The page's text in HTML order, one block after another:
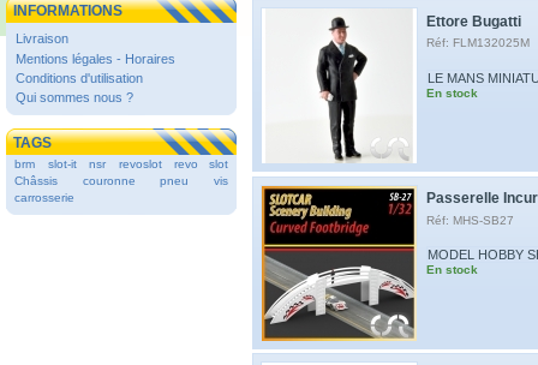
INFORMATIONS
Livraison
Mentions légales - Horaires
Conditions d'utilisation
Qui sommes nous ?
TAGS
brm slot-it nsr revoslot
revo slot
Châssis
couronne pneu
vis
carrosserie
Ettore Bugatti
Réf: FLM132025M
LE MANS
En stock
Passerelle
Réf: MHS-SB27
MODEL HOBBY
En stock